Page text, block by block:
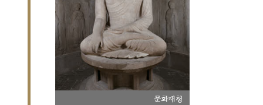
문화재청